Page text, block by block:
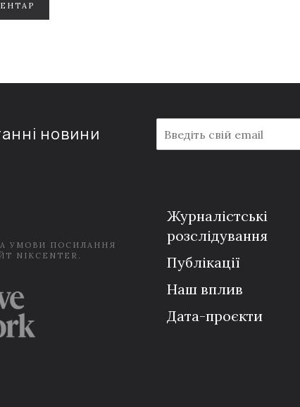
новини
m
a
УМОВИ ПОСИЛАННЯ
NIKCENTER.
Журналістські
розслідування
Публікації
Наш вплив
Дата-проєкти